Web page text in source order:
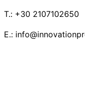
T.: +30 2107102650
E.: